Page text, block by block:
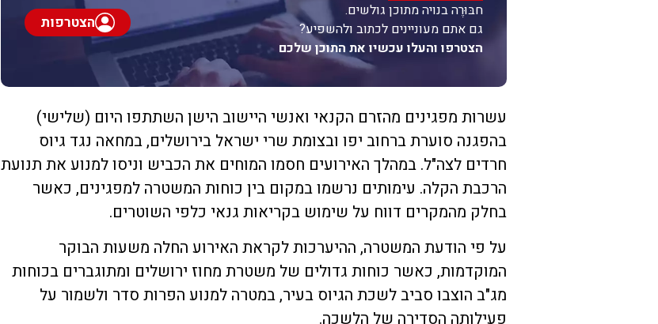
חבּוּרֶה בנויה מתוכן גולשים.
גם אתם מעוניינים לכתוב ולהשפיע?
הצטרפו והעלו עכשיו את התוכן שלכם
הצטרפות
עשרות מפגינים מהזרם הקנאי ואנשי היישוב הישן השתתפו היום (שלישי)
בהפגנה סוערת ברחוב יפו ובצומת שרי ישראל בירושלים, במחאה נגד גיוס
חרדים לצה"ל. במהלך האירועים חסמו המוחים את הכביש וניסו למנוע את תנועת
הרכבת הקלה. עימותים נרשמו במקום בין כוחות המשטרה למפגינים, כאשר
בחלק מהמקרים דווח על שימוש בקריאות גנאי כלפי השוטרים.
על פי הודעת המשטרה, ההיערכות לקראת האירוע החלה משעות הבוקר
המוקדמות, כאשר כוחות גדולים של משטרת מחוז ירושלים ומתוגברים בכוחות
מג"ב הוצבו סביב לשכת הגיוס בעיר, במטרה למנוע הפרות סדר ולשמור על
פעילותה הסדירה של הלשכה.